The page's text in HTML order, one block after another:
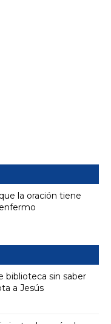
la oración tiene
biblioteca sin saber
a Jesús